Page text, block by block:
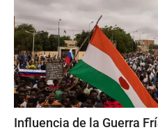
Influencia de la Guerra